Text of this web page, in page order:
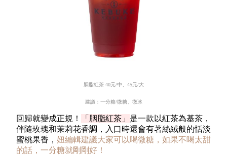
胭脂紅茶40元/中、 45元/大
建議：一分糖/微糖、微冰
回歸就變成正規！ 「胭脂紅茶」 是一款以紅茶為基茶，
伴隨玫瑰和茉莉花香調，入口時還會有著絲絨般的恬淡
蜜桃果香， 妞編輯建議大家可以喝微糖，如果不喝太甜
的話，一分糖就剛剛好！